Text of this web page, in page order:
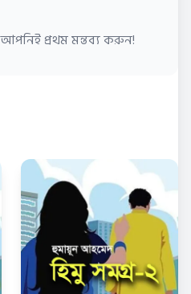
প্রথম মন্তব্য করুন!